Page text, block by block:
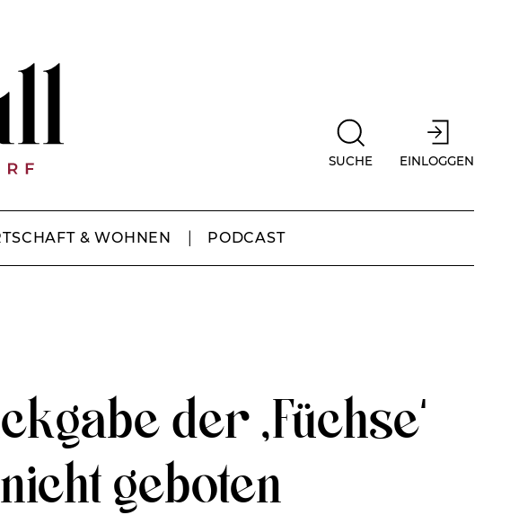
SUCHE EINLOGGEN
& WOHNEN PODCAST
der ‚Füchse‘
geboten